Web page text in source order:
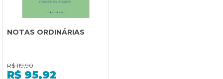
NOTAS ORDINÁRIAS
R$ 119,90
R$ 95,92